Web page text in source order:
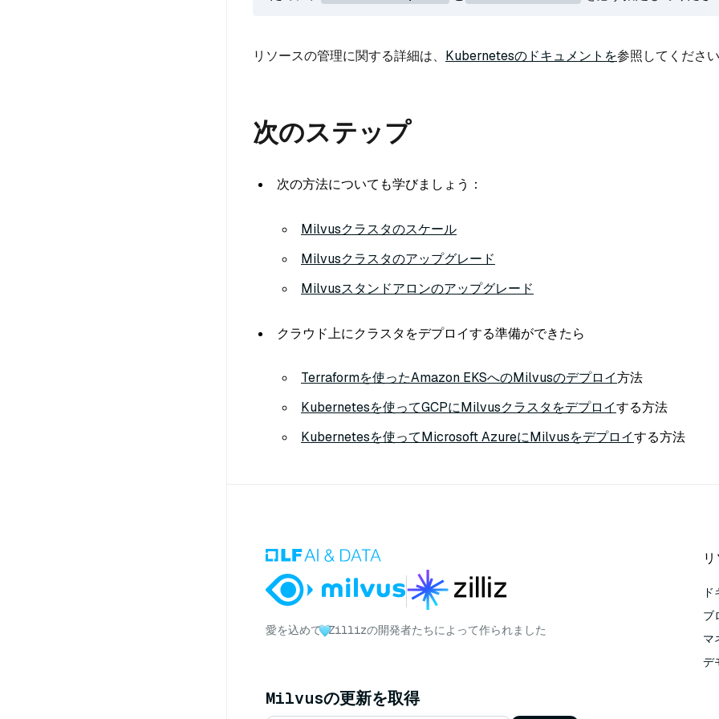
リソースの管理に関する詳細は、 Kubernetesのドキュメントを参照してくださ
次のステップ
次の方法についても学びましょう：
Milvusクラスタのスケール
Milvusクラスタのアップグレード
Milvusスタンドアロンのアップグレード
クラウド上にクラスタをデプロイする準備ができたら
Terraformを使ったAmazon EKSへのMilvusのデプロイ方法
Kubernetesを使ってGCPにMilvusクラスタをデプロイする方法
Kubernetesを使ってMicrosoft AzureにMilvusをデプロイする方法
愛を込めて Zillizの開発者たちによって作られました
Milvusの更新を取得
ブ
マ
デ